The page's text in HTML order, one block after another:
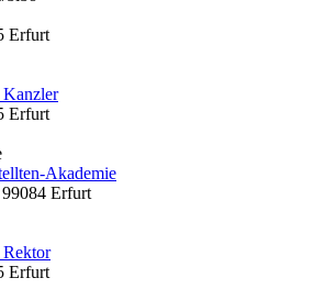
Erfurt
Kanzler
Erfurt
Akademie
99084 Erfurt
Rektor
Erfurt